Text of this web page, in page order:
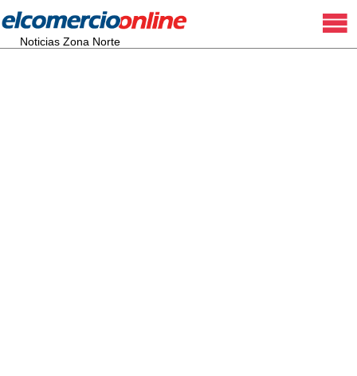
Noticias Zona Norte